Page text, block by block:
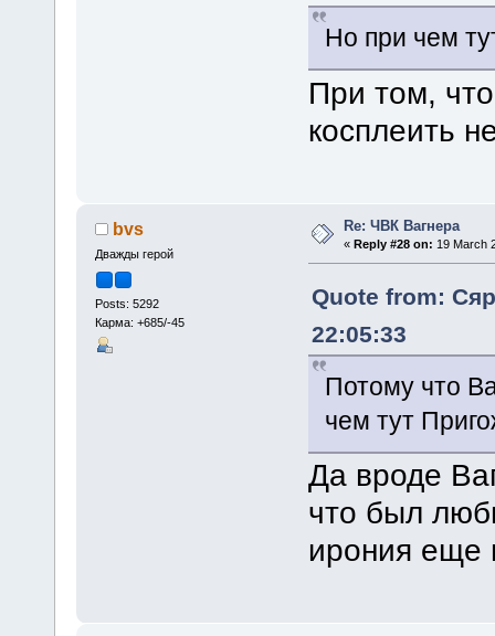
Но при чем
При том,
косплеить
bvs
Дважды герой
Posts: 5292
Карма: +685/-45
Re: ЧВК Вагнера
«Reply #28 on: 19 March
Quote from:
22:05:33
Потому что
чем тут
Да вроде
что был
ирония еще